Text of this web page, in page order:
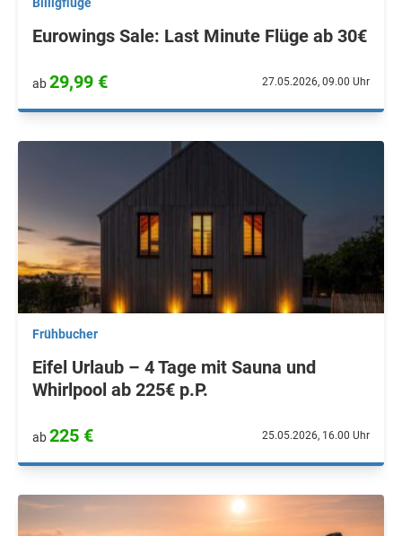
Eurowings Sale: Last Minute Flüge ab 30€
ab29,99 € 27.05.2026, 09.00 Uhr
Frühbucher
Eifel Urlaub – 4 Tage mit Sauna und
Whirlpool ab 225€ p.P.
ab225 € 25.05.2026, 16.00 Uhr